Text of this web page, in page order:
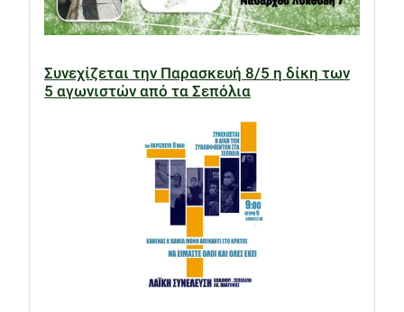
Συνεχίζεται την Παρασκευή 8/5 η δίκη των
5 αγωνιστών από τα Σεπόλια